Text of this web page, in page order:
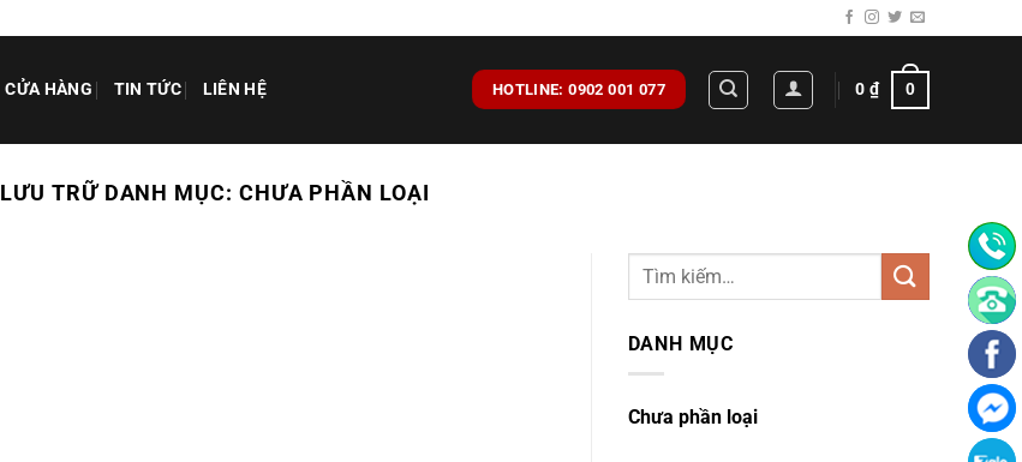
CỬA HÀNG TIN TỨC LIÊN HỆ HOTLINE: 0902 001 077 0₫ 0
LƯU TRỮ DANH MỤC: CHƯA PHẦN LOẠI
DANH MỤC
Chưa phần loại